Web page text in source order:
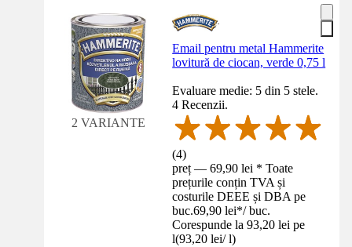
2 VARIANTE
Email pentru metal Hammerite
lovitură de ciocan, verde 0,75 l
Evaluare medie: 5 din 5 stele.
4 Recenzii.
(4)
preț — 69,90 lei * Toate
prețurile conțin TVA și
costurile DEEE și DBA pe
buc.69,90 lei*/ buc.
Corespunde la 93,20 lei pe
l(93,20 lei/ l)